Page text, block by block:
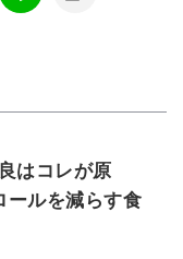
はコレが原
ールを減らす食